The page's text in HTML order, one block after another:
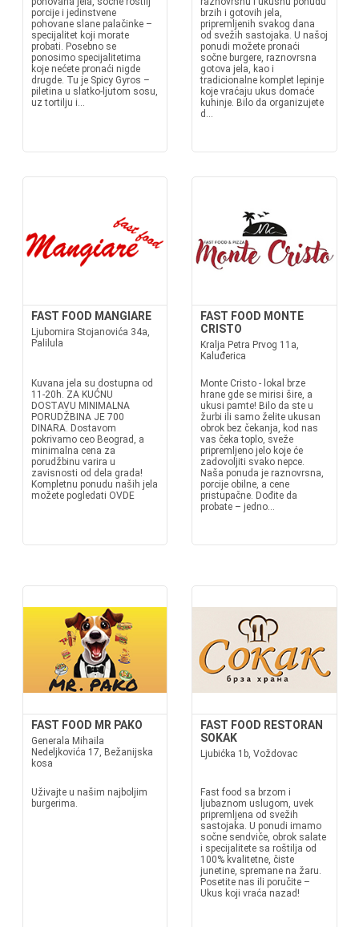
porcije i jedinstvene
pohovane slane palačinke –
specijalitet koji morate
probati. Posebno se
ponosimo specijalitetima
koje nećete pronaći nigde
drugde. Tu je Spicy Gyros –
piletina u slatko-ljutom sosu,
uz tortilju i...
brzih i gotovih jela,
pripremljenih svakog dana
od svežih sastojaka. U našoj
ponudi možete pronaći
sočne burgere, raznovrsna
gotova jela, kao i
tradicionalne komplet lepinje
koje vraćaju ukus domaće
kuhinje. Bilo da organizujete
d...
FAST FOOD MANGIARE
Ljubomira Stojanovića 34a,
Palilula
Kuvana jela su dostupna od
11-20h. ZA KUĆNU
DOSTAVU MINIMALNA
PORUDŽBINA JE 700
DINARA. Dostavom
pokrivamo ceo Beograd, a
minimalna cena za
porudžbinu varira u
zavisnosti od dela grada!
Kompletnu ponudu naših jela
možete pogledati OVDE
FAST FOOD MONTE
CRISTO
Kralja Petra Prvog 11a,
Kaluđerica
Monte Cristo - lokal brze
hrane gde se mirisi šire, a
ukusi pamte! Bilo da ste u
žurbi ili samo želite ukusan
obrok bez čekanja, kod nas
vas čeka toplo, sveže
pripremljeno jelo koje će
zadovoljiti svako nepce.
Naša ponuda je raznovrsna,
porcije obilne, a cene
pristupačne. Dođite da
probate – jedno...
FAST FOOD MR PAKO
Generala Mihaila
Nedeljkovića 17, Bežanijska
kosa
Uživajte u našim najboljim
burgerima.
FAST FOOD RESTORAN
SOKAK
Ljubićka 1b, Voždovac
Fast food sa brzom i
ljubaznom uslugom, uvek
pripremljena od svežih
sastojaka. U ponudi imamo
sočne sendviče, obrok salate
i specijalitete sa roštilja od
100% kvalitetne, čiste
junetine, spremane na žaru.
Posetite nas ili poručite –
Ukus koji vraća nazad!